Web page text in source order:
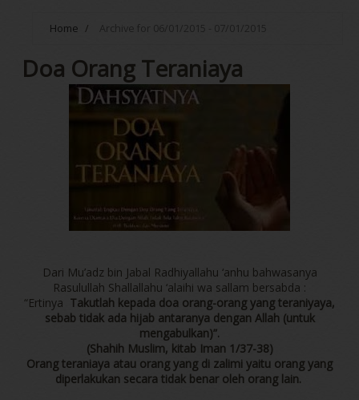
Home / Archive for 06/01/2015 - 07/01/2015
Doa Orang Teraniaya
Dari Mu’adz bin Jabal Radhiyallahu ‘anhu bahwasanya
Rasulullah Shallallahu ‘alaihi wa sallam bersabda :
“Ertinya Takutlah kepada doa orang-orang yang teraniyaya,
sebab tidak ada hijab antaranya dengan Allah (untuk
mengabulkan)”.
(Shahih Muslim, kitab Iman 1/37-38)
Orang teraniaya atau orang yang di zalimi yaitu orang yang
diperlakukan secara tidak benar oleh orang lain.